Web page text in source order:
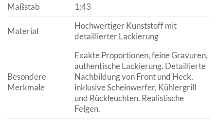
Maßstab
1:43
Material
Hochwertiger Kunststoff mit
detaillierter Lackierung
Besondere
Merkmale
Exakte Proportionen, feine Gravuren,
authentische Lackierung. Detaillierte
Nachbildung von Front und Heck,
inklusive Scheinwerfer, Kühlergrill
und Rückleuchten. Realistische
Felgen.